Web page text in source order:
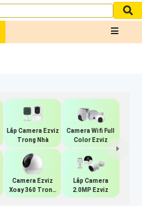
Lắp Camera Ezviz
Trong Nhà
Camera Wifi Full
Color Ezviz
Camera Ezviz
Xoay 360 Trong
Nhà
Lắp Camera
2.0MP Ezviz